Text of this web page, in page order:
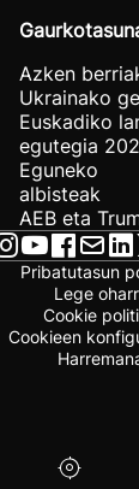
Azken
Ukrainako
Euskadiko
egutegia
Eguneko
albisteak
AEB eta
Pribatutasun
Lege
Cookie
Cookieen